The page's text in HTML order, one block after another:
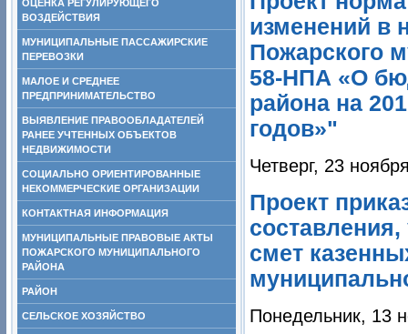
ОЦЕНКА РЕГУЛИРУЮЩЕГО
ВОЗДЕЙСТВИЯ
МУНИЦИПАЛЬНЫЕ ПАССАЖИРСКИЕ
ПЕРЕВОЗКИ
МАЛОЕ И СРЕДНЕЕ
ПРЕДПРИНИМАТЕЛЬСТВО
ВЫЯВЛЕНИЕ ПРАВООБЛАДАТЕЛЕЙ
РАНЕЕ УЧТЕННЫХ ОБЪЕКТОВ
НЕДВИЖИМОСТИ
СОЦИАЛЬНО ОРИЕНТИРОВАННЫЕ
НЕКОММЕРЧЕСКИЕ ОРГАНИЗАЦИИ
КОНТАКТНАЯ ИНФОРМАЦИЯ
МУНИЦИПАЛЬНЫЕ ПРАВОВЫЕ АКТЫ
ПОЖАРСКОГО МУНИЦИПАЛЬНОГО
РАЙОНА
РАЙОН
СЕЛЬСКОЕ ХОЗЯЙСТВО
изменений в
Пожарского
58-НПА «О
района на
годов»"
Четверг, 23
Проект
смет
Понедельник, 13